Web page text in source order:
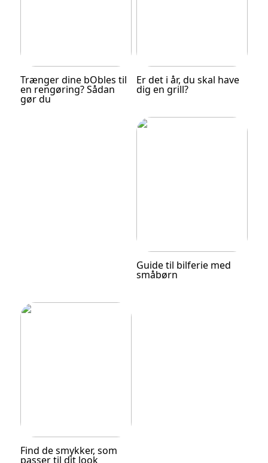
Trænger dine bObles til
en rengøring? Sådan
gør du
Er det i år, du skal have
dig en grill?
Guide til bilferie med
småbørn
Find de smykker, som
passer til dit look